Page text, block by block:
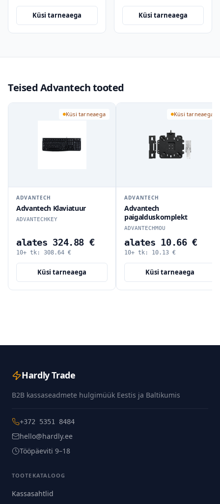
Küsi tarneaega Küsi tarneaega
Teised Advantech tooted
Küsi tarneaega
ADVANTECH
Advantech Klaviatuur
ADVANTECHKEY
alates 324.88 €
10+ tk: 308.64 €
Küsi tarneaega
Küsi tarneaega
ADVANTECH
Advantech
paigalduskomplekt
ADVANTECHMOU
alates 10.66 €
10+ tk: 10.13 €
Küsi tarneaega
Hardly Trade
B2B kassaseadmete hulgimüük Eestis ja Baltikumis
+372 5351 8484
hello@hardly.ee
Tööpäeviti 9–18
TOOTEKATALOOG
Kassasahtlid